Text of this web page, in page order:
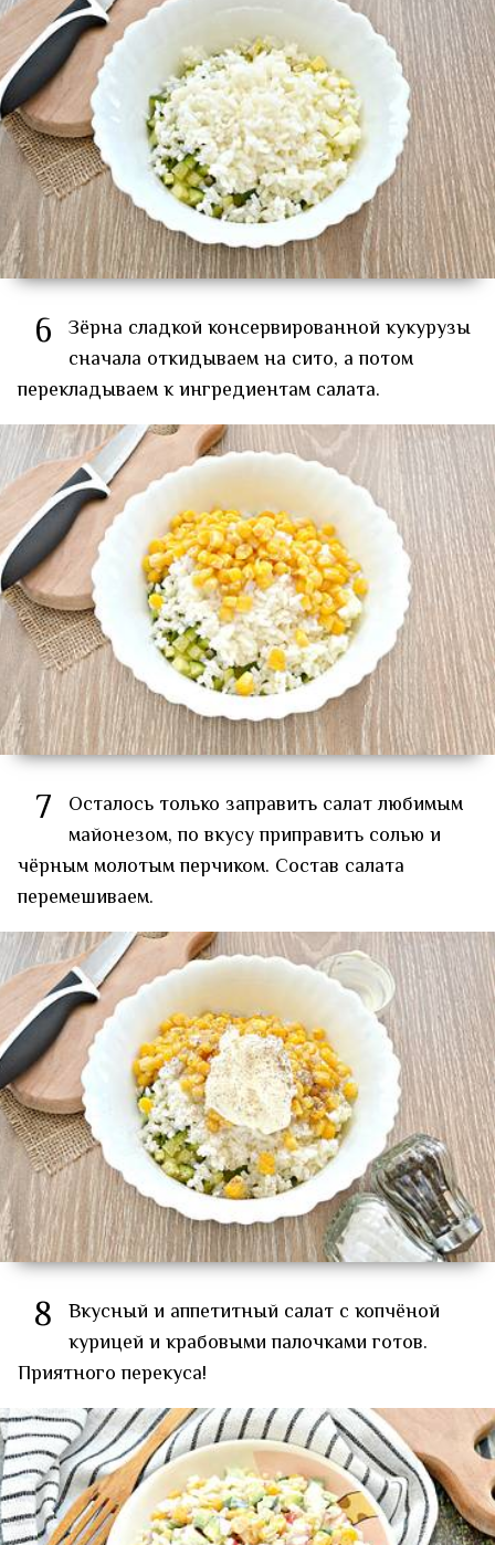
6 Зёрна сладкой консервированной кукурузы
сначала откидываем на сито, а потом
перекладываем к ингредиентам салата.
7
Осталось только заправить салат любимым
майонезом, по вкусу приправить солью и
чёрным молотым перчиком. Состав салата
перемешиваем.
8 Вкусный и аппетитный салат с копчёной
курицей и крабовыми палочками готов.
Приятного перекуса!